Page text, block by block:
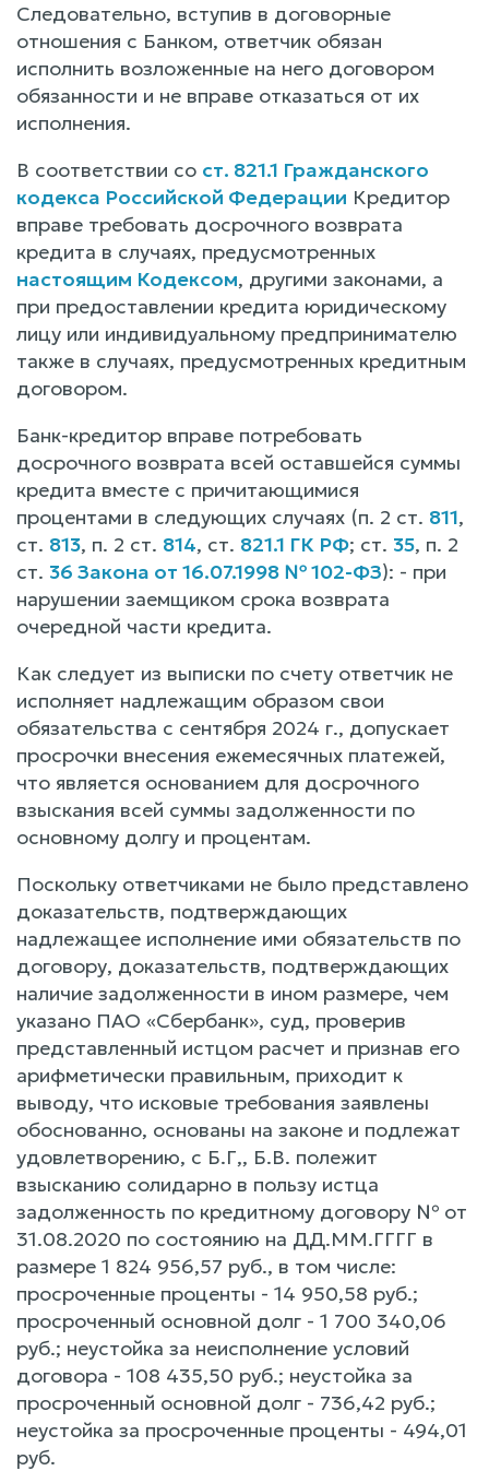
Следовательно, вступив в договорные
отношения с Банком, ответчик обязан
исполнить возложенные на него договором
обязанности и не вправе отказаться от их
исполнения.
В соответствии со ст. 821.1 Гражданского
кодекса Российской Федерации Кредитор
вправе требовать досрочного возврата
кредита в случаях, предусмотренных
настоящим Кодексом, другими законами, а
при предоставлении кредита юридическому
лицу или индивидуальному предпринимателю
также в случаях, предусмотренных кредитным
договором.
Банк-кредитор вправе потребовать
досрочного возврата всей оставшейся суммы
кредита вместе с причитающимися
процентами в следующих случаях (п. 2 ст. 811,
ст. 813, п. 2 ст. 814, ст. 821.1 ГК РФ; ст. 35, п. 2
ст. 36 Закона от 16.07.1998 № 102-ФЗ): - при
нарушении заемщиком срока возврата
очередной части кредита.
Как следует из выписки по счету ответчик не
исполняет надлежащим образом свои
обязательства с сентября 2024 г., допускает
просрочки внесения ежемесячных платежей,
что является основанием для досрочного
взыскания всей суммы задолженности по
основному долгу и процентам.
Поскольку ответчиками не было представлено
доказательств, подтверждающих
надлежащее исполнение ими обязательств по
договору, доказательств, подтверждающих
наличие задолженности в ином размере, чем
указано ПАО «Сбербанк», суд, проверив
представленный истцом расчет и признав его
арифметически правильным, приходит к
выводу, что исковые требования заявлены
обоснованно, основаны на законе и подлежат
удовлетворению, с Б.Г,, Б.В. полежит
взысканию солидарно в пользу истца
задолженность по кредитному договору № от
31.08.2020 по состоянию на ДД.ММ.ГГГГ в
размере 1 824 956,57 руб., в том числе:
просроченные проценты - 14 950,58 руб.;
просроченный основной долг - 1 700 340,06
руб.; неустойка за неисполнение условий
договора - 108 435,50 руб.; неустойка за
просроченный основной долг - 736,42 руб.;
неустойка за просроченные проценты - 494,01
руб.